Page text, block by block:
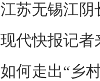
江苏无锡江阴
现代快报记者
如何走出“乡